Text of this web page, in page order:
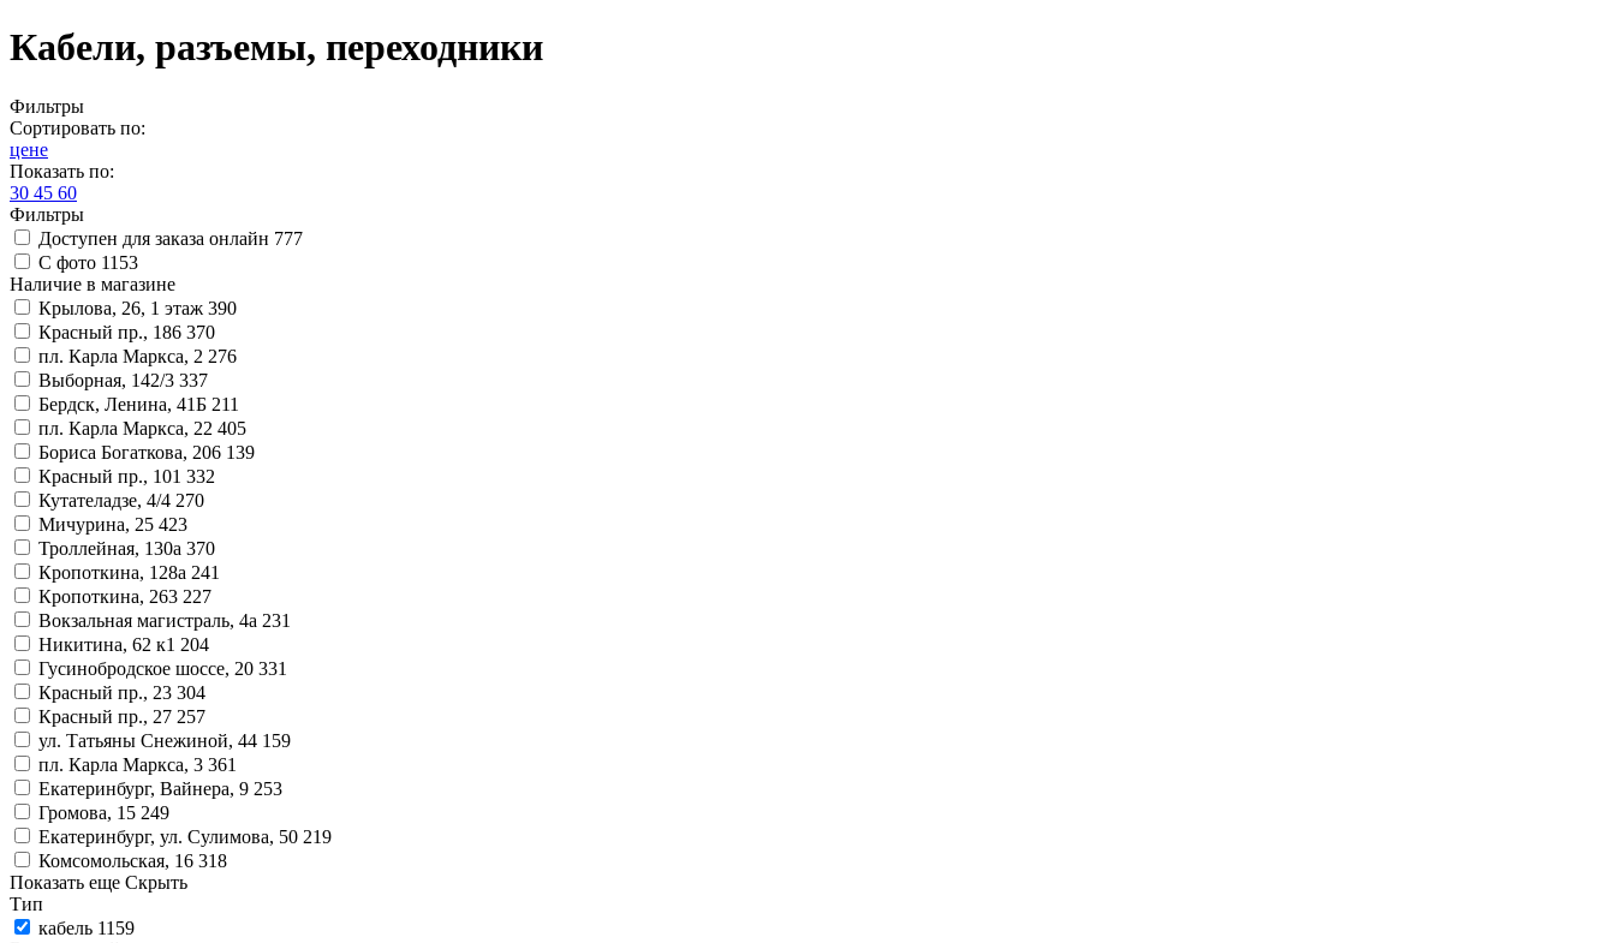
Кабели, разъемы, переходники
Фильтры
Сортировать по:
цене
Показать по:
30 45 60
Фильтры
Доступен для заказа онлайн 777
С фото 1153
Наличие в магазине
Крылова, 26, 1 этаж 390
Красный пр., 186 370
пл. Карла Маркса, 2 276
Выборная, 142/3 337
Бердск, Ленина, 41Б 211
пл. Карла Маркса, 22 405
Бориса Богаткова, 206 139
Красный пр., 101 332
Кутателадзе, 4/4 270
Мичурина, 25 423
Троллейная, 130а 370
Кропоткина, 128а 241
Кропоткина, 263 227
Вокзальная магистраль, 4а 231
Никитина, 62 к1 204
Гусинобродское шоссе, 20 331
Красный пр., 23 304
Красный пр., 27 257
ул. Татьяны Снежиной, 44 159
пл. Карла Маркса, 3 361
Екатеринбург, Вайнера, 9 253
Громова, 15 249
Екатеринбург, ул. Сулимова, 50 219
Комсомольская, 16 318
Показать еще Скрыть
Тип
кабель 1159